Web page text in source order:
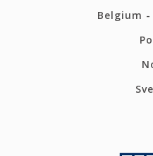
Belgium